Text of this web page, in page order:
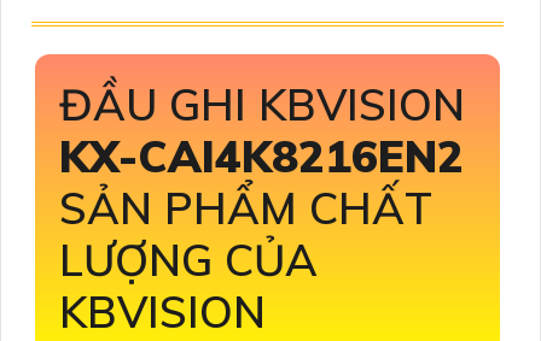
ĐẦU GHI KBVISION
KX-CAI4K8216EN2
SẢN PHẨM CHẤT
LƯỢNG CỦA
KBVISION